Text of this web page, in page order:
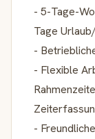
- 5-Tage-
Tage
-
- Flexible
-